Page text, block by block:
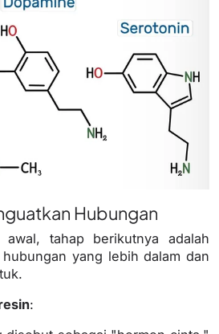
Hubungan
awal, tahap berikutnya adalah
yang lebih dalam dan
: